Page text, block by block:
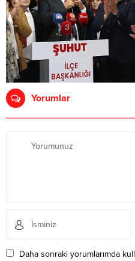
Yorumlar
Daha sonraki yorumlarımda